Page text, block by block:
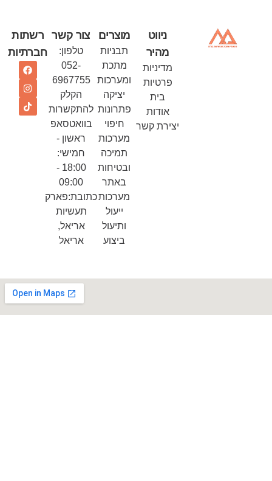
ניווט
מהיר
מדיניות
פרטיות
בית
אודות
יצירת קשר
מוצרים
תבניות
מתכת
ומערכות
יציקה
פתרונות
חיפוי
מערכות
תמיכה
ובטיחות
באתר
מערכות
ייעול
ותיעול
ביצוע
צור קשר
טלפון:
052-
6967755
הקלק
להתקשרות
בוואטסאפ
ראשון -
חמישי:
18:00 -
09:00
כתובת:פארק
תעשיות
אריאל,
אריאל
רשתות
חברתיות